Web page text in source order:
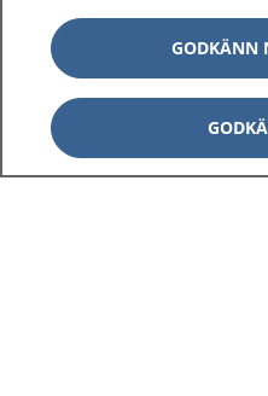
1177 på flera språk
GODKÄNN